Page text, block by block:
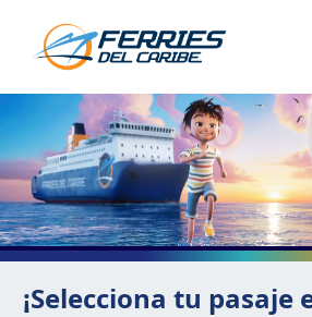
¡Selecciona tu pasaje